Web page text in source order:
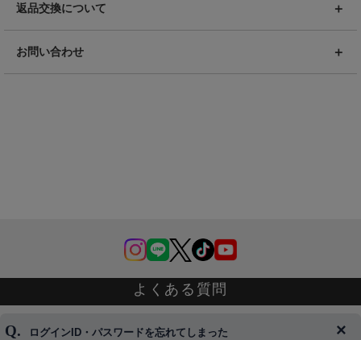
返品交換について
お問い合わせ
よくある質問
ログインID・パスワードを忘れてしまった